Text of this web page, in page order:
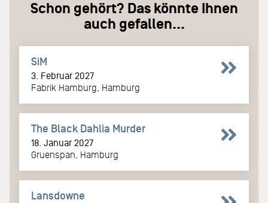
Schon gehört? Das könnte Ihnen
auch gefallen...
SiM
3. Februar 2027
Fabrik Hamburg, Hamburg
The Black Dahlia Murder
18. Januar 2027
Gruenspan, Hamburg
Lansdowne